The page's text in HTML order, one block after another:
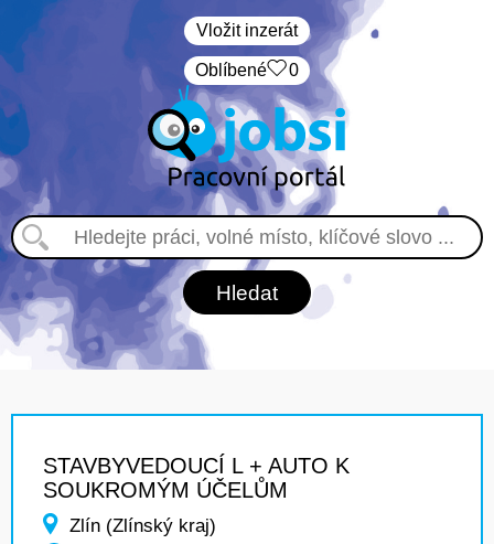
Vložit inzerát
Oblíbené 0
STAVBYVEDOUCÍ L + AUTO K
SOUKROMÝM ÚČELŮM
Zlín (Zlínský kraj)